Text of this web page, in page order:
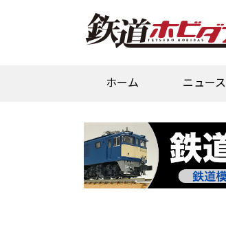
ホーム ニュース